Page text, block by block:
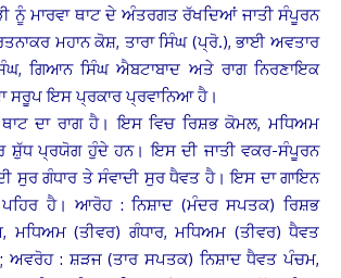
ਨੂੰ ਮਾਰਵਾ ਥਾਟ ਦੇ ਅੰਤਰਗਤ ਰੱਖਦਿਆਂ ਜਾਤੀ ਸੰਪੂਰਨ
ਮਹਾਨ ਕੋਸ਼, ਤਾਰਾ ਸਿੰਘ (ਪ੍ਰੋ.), ਭਾਈ ਅਵਤਾਰ
ਗਿਆਨ ਸਿੰਘ ਐਬਟਾਬਾਦ ਅਤੇ ਰਾਗ ਨਿਰਣਾਇਕ
ਸਰੂਪ ਇਸ ਪ੍ਰਕਾਰ ਪ੍ਰਵਾਨਿਆ ਹੈ।
ਥਾਟ ਦਾ ਰਾਗ ਹੈ। ਇਸ ਵਿਚ ਰਿਸ਼ਭ ਕੋਮਲ, ਮਧਿਅਮ
ਸ਼ੁੱਧ ਪ੍ਰਯੋਗ ਹੁੰਦੇ ਹਨ। ਇਸ ਦੀ ਜਾਤੀ ਵਕਰ-ਸੰਪੂਰਨ
ਸੁਰ ਗੰਧਾਰ ਤੇ ਸੰਵਾਦੀ ਸੁਰ ਧੈਵਤ ਹੈ। ਇਸ ਦਾ ਗਾਇਨ
ਪਹਿਰ ਹੈ। ਆਰੋਹ : ਨਿਸ਼ਾਦ (ਮੰਦਰ ਸਪਤਕ) ਰਿਸ਼ਭ
ਮਧਿਅਮ (ਤੀਵਰ) ਗੰਧਾਰ, ਮਧਿਅਮ (ਤੀਵਰ) ਧੈਵਤ
ਅਵਰੋਹ : ਸ਼ੜਜ (ਤਾਰ ਸਪਤਕ) ਨਿਸ਼ਾਦ ਧੈਵਤ ਪੰਚਮ,